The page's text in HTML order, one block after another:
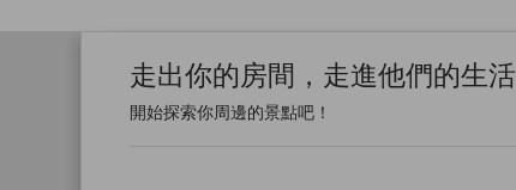
走出你的房間，走進他們的生活
開始探索你周邊的景點吧！